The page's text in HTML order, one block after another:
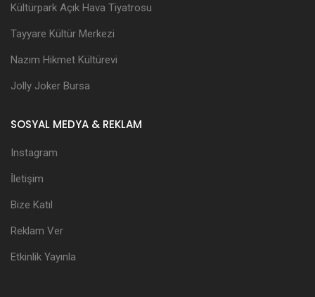
Kültürpark Açık Hava Tiyatrosu
Tayyare Kültür Merkezi
Nazım Hikmet Kültürevi
Jolly Joker Bursa
SOSYAL MEDYA & REKLAM
Instagram
İletişim
Bize Katıl
Reklam Ver
Etkinlik Yayınla